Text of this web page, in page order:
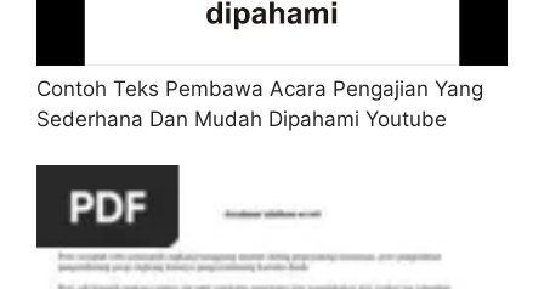
Contoh Teks Pembawa Acara Pengajian Yang
Sederhana Dan Mudah Dipahami Youtube